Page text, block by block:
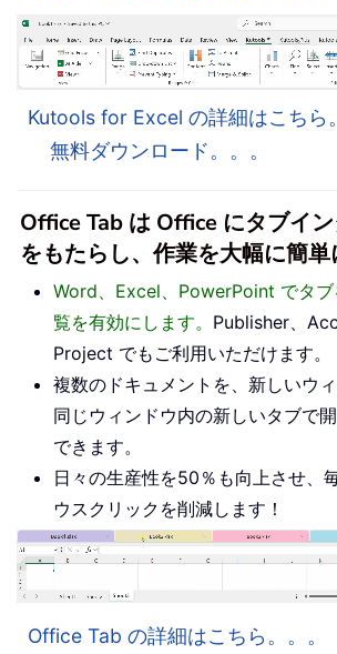
Kutools for Excel の詳細はこちら
無料ダウンロード。。。
Office Tab は Office にタブイ
をもたらし、作業を大幅に簡
Word、Excel、PowerPoint でタブ
覧を有効にします。 Publisher、
Project でもご利用いただけます。
複数のドキュメントを、新しいウィ
同じウィンドウ内の新しいタブで
できます。
日々の生産性を50％も向上させ、
ウスクリックを削減します！
Office Tab の詳細はこちら。。。